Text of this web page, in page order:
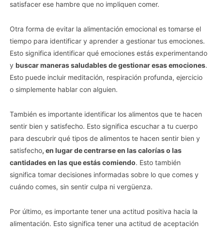
satisfacer ese hambre que no impliquen comer.
Otra forma de evitar la alimentación emocional es tomarse el
tiempo para identificar y aprender a gestionar tus emociones.
Esto significa identificar qué emociones estás experimentando
y buscar maneras saludables de gestionar esas emociones.
Esto puede incluir meditación, respiración profunda, ejercicio
o simplemente hablar con alguien.
También es importante identificar los alimentos que te hacen
sentir bien y satisfecho. Esto significa escuchar a tu cuerpo
para descubrir qué tipos de alimentos te hacen sentir bien y
satisfecho, en lugar de centrarse en las calorías o las
cantidades en las que estás comiendo. Esto también
significa tomar decisiones informadas sobre lo que comes y
cuándo comes, sin sentir culpa ni vergüenza.
Por último, es importante tener una actitud positiva hacia la
alimentación. Esto significa tener una actitud de aceptación